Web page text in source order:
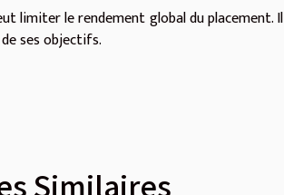
limiter le rendement global du placement. Il
ses objectifs.
Similaires